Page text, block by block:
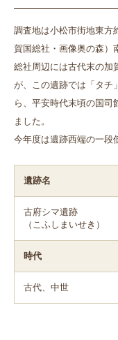
調査地は小松市街地東方
賀国総社・画像奥の森）
総社周辺には古代末の加
が、この遺跡では「タチ
ら、平安時代末頃の国司
ました。
今年度は遺跡西端の一段
遺跡名
古府シマ遺跡
（こふしまいせき）
時代
古代、中世